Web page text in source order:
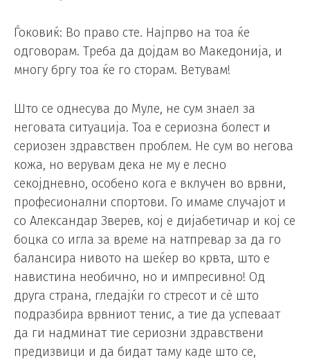
Ѓоковиќ: Во право сте. Најпрво на тоа ќе
одговорам. Треба да дојдам во Македонија, и
многу бргу тоа ќе го сторам. Ветувам!
Што се однесува до Муле, не сум знаел за
неговата ситуација. Тоа е сериозна болест и
сериозен здравствен проблем. Не сум во негова
кожа, но верувам дека не му е лесно
секојдневно, особено кога е вклучен во врвни,
професионални спортови. Го имаме случајот и
со Александар Зверев, кој е дијабетичар и кој се
боцка со игла за време на натпревар за да го
балансира нивото на шеќер во крвта, што е
навистина необично, но и импресивно! Од
друга страна, гледајќи го стресот и сè што
подразбира врвниот тенис, а тие да успеваат
да ги надминат тие сериозни здравствени
предизвици и да бидат таму каде што се,